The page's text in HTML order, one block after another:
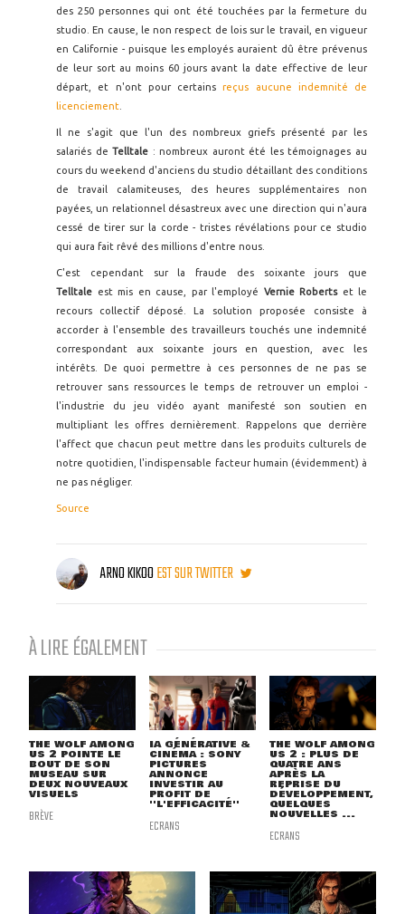
des 250 personnes qui ont été touchées par la fermeture du
studio. En cause, le non respect de lois sur le travail, en vigueur
en Californie - puisque les employés auraient dû être prévenus
de leur sort au moins 60 jours avant la date effective de leur
départ, et n'ont pour certainsreçus aucune indemnité de
licenciement
Il ne s'agit que l'un des nombreux griefs présenté par les
salariés deTelltale : nombreux auront été les témoignages au
cours du weekend d'anciens du studio détaillant des conditions
de travail calamiteuses, des heures supplémentaires non
payées, un relationnel désastreux avec une direction qui n'aura
cessé de tirer sur la corde - tristes révélations pour ce studio
qui aura fait rêvé des millions d'entre nous.
C'est cependant sur la fraude des soixante jours que
Telltale est mis en cause, par l'employé Vernie Roberts et le
recours collectif déposé. La solution proposée consiste à
accorder à l'ensemble des travailleurs touchés une indemnité
correspondant aux soixante jours en question, avec les
intérêts. De quoi permettre à ces personnes de ne pas se
retrouver sans ressources le temps de retrouver un emploi -
l'industrie du jeu vidéo ayant manifesté son soutien en
multipliant les offres dernièrement. Rappelons que derrière
l'affect que chacun peut mettre dans les produits culturels de
notre quotidien, l'indispensable facteur humain (évidemment) à
ne pas négliger.
Source
ARNO KIKOOEST SUR TWITTER
À LIRE ÉGALEMENT
THE WOLF AMONG
US 2 POINTE LE
BOUT DE SON
MUSEAU SUR
DEUX NOUVEAUX
VISUELS
BRÈVE
IA GÉNÉRATIVE &
CINÉMA : SONY
PICTURES
ANNONCE
INVESTIR AU
PROFIT DE
''L'EFFICACITÉ''
ECRANS
THE WOLF AMONG
US 2 : PLUS DE
QUATRE ANS
APRÈS LA
REPRISE DU
DÉVELOPPEMENT,
QUELQUES
NOUVELLES ...
ECRANS